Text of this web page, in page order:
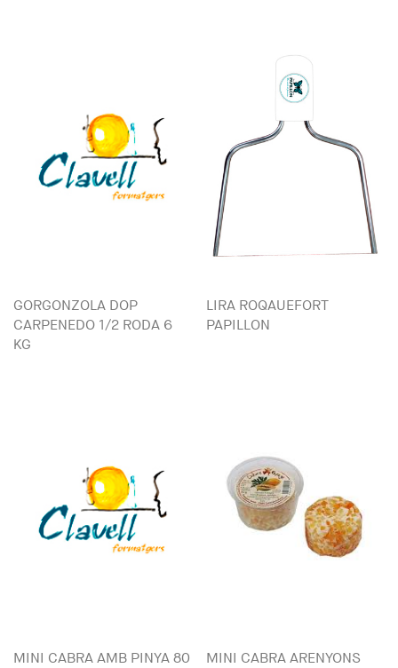
GORGONZOLA DOP
CARPENEDO 1/2 RODA 6
KG
LIRA ROQAUEFORT
PAPILLON
MINI CABRA AMB PINYA 80
MINI CABRA ARENYONS